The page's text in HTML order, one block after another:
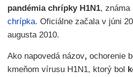
pandémia chrípky H1N1, známa
chrípka. Oficiálne začala v júni
augusta 2010.
Ako napovedá názov, ochorenie
kmeňom vírusu H1N1, ktorý bol